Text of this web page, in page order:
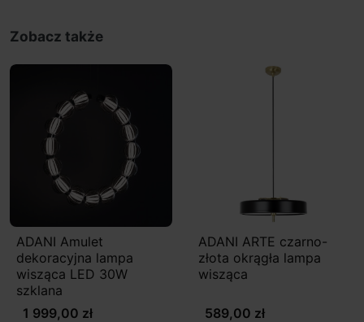
Zobacz także
ADANI Amulet
dekoracyjna lampa
wisząca LED 30W
szklana
1 999,00 zł
ADANI ARTE czarno-
złota okrągła lampa
wisząca
589,00 zł